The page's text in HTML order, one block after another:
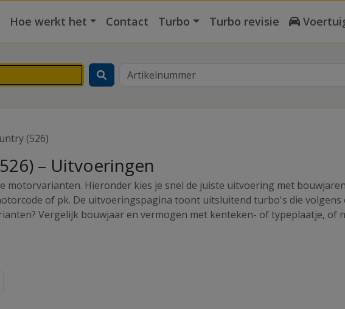
Hoe werkt het Contact Turbo Turbo revisie
(526)
– Uitvoeringen
motorvarianten. Hieronder kies je snel de juiste uitvoering met
of pk. De uitvoeringspagina toont uitsluitend turbo's die volgens
Vergelijk bouwjaar en vermogen met kenteken- of typeplaatje, of